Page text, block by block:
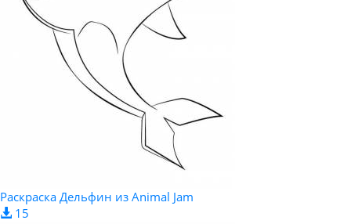
Раскраска Дельфин из Animal Jam
15